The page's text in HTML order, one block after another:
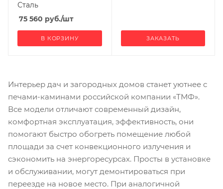
Сталь
75 560 руб./шт
В КОРЗИНУ ЗАКАЗАТЬ
Интерьер дач и загородных домов станет уютнее с
печами-каминами российской компании «ТМФ».
Все модели отличают современный дизайн,
комфортная эксплуатация, эффективность, они
помогают быстро обогреть помещение любой
площади за счет конвекционного излучения и
сэкономить на энергоресурсах. Просты в установке
и обслуживании, могут демонтироваться при
переезде на новое место. При аналогичной